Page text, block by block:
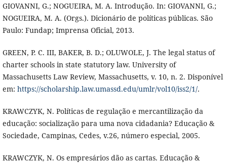
GIOVANNI, G.; NOGUEIRA, M. A. Introdução. In: GIOVANNI, G.;
NOGUEIRA, M. A. (Orgs.). Dicionário de políticas públicas. São
Paulo: Fundap; Imprensa Oficial, 2013.
GREEN, P. C. III, BAKER, B. D.; OLUWOLE, J. The legal status of
charter schools in state statutory law. University of
Massachusetts Law Review, Massachusetts, v. 10, n. 2. Disponível
em: https://scholarship.law.umassd.edu/umlr/vol10/iss2/1/.
KRAWCZYK, N. Políticas de regulação e mercantilização da
educação: socialização para uma nova cidadania? Educação &
Sociedade, Campinas, Cedes, v.26, número especial, 2005.
KRAWCZYK, N. Os empresários dão as cartas. Educação &